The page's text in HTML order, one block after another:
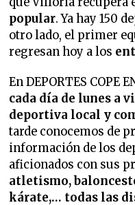
popular. Ya hay 150
otro lado, el primer
regresan hoy a los
En DEPORTES COPE
cada día de lunes a
deportiva local y
tarde conocemos de
información de los
aficionados con sus
atletismo,
kárate,… todas las